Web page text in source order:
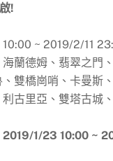
!
10:00 ~ 2019/2/11
海蘭德姆、翡翠之
雙橋崗哨、卡曼斯
古里亞、雙塔古城
2019/1/23 10:00 ~